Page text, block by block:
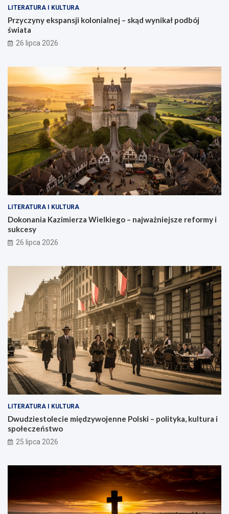
LITERATURA I KULTURA
Przyczyny ekspansji kolonialnej – skąd wynikał podbój
świata
26 lipca 2026
LITERATURA I KULTURA
Dokonania Kazimierza Wielkiego – najważniejsze reformy i
sukcesy
26 lipca 2026
LITERATURA I KULTURA
Dwudziestolecie międzywojenne Polski – polityka, kultura i
społeczeństwo
25 lipca 2026